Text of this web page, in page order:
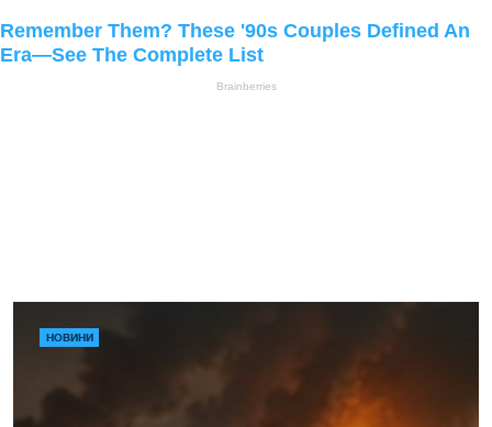
НОВИНИ